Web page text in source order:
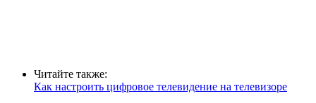
Читайте также:
Как настроить цифровое телевидение на телевизоре